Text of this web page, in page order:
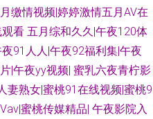
入 成人影音在线 波多野洁衣 91孕
产精品 99热cn 日本www线 超碰人
国产网址 免费的曰韩AV 91视色 福
缴情视频|婷婷激情五月AV在
看 五月综和久久|午夜120体
91人人|午夜92福利集|午夜
|午夜yy视频| 蜜乳六夜青柠影
妻熟女|蜜桃91在线视频|蜜桃9
蜜桃传媒精品| 午夜影院入